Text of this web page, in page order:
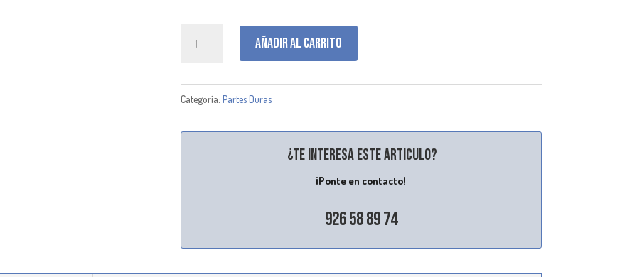
Añadir al carrito
Categoría: Partes Duras
¿Te interesa este articulo?
¡Ponte en contacto!
926 58 89 74